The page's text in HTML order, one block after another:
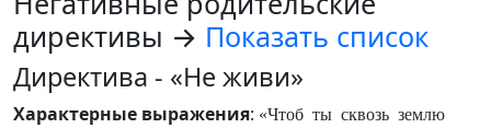
директивы → Показать список
Директива - «Не живи»
Характерные выражения: «Чтоб ты сквозь землю